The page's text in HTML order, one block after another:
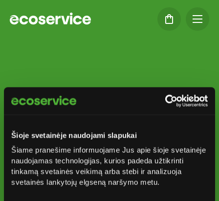
Šioje svetainėje naudojami slapukai
Šiame pranešime informuojame Jus apie šioje svetainėje
naudojamas technologijas, kurios padeda užtikrinti
tinkamą svetainės veikimą arba stebi ir analizuoja
svetainės lankytojų elgseną naršymo metu.
2026 m. Trakų r.
atliekų, pakuočių bei
stiklo atliekų
surinkimo grafikas